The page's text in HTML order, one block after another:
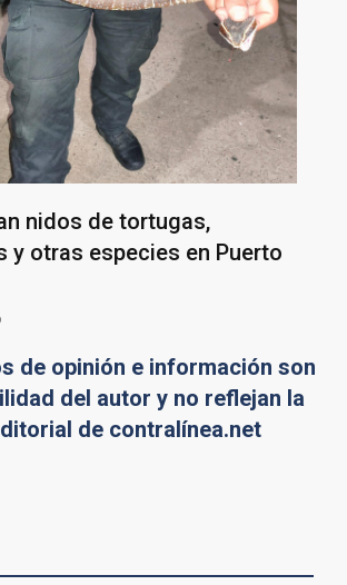
nidos de tortugas,
y otras especies en Puerto
de opinión e información son
del autor y no reflejan la
de contralínea.net